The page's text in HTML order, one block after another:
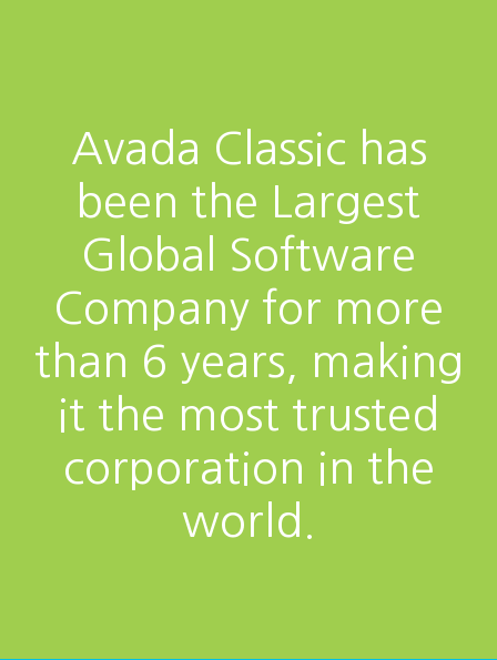
Avada Classic has
been the Largest
Global Software
Company for more
than 6 years, making
it the most trusted
corporation in the
world.